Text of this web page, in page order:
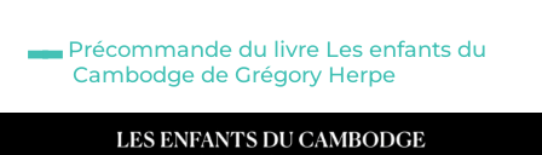
Précommande du livre Les enfants du
Cambodge de Grégory Herpe